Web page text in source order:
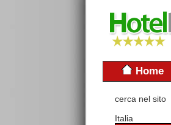
Home
cerca nel sito
Italia